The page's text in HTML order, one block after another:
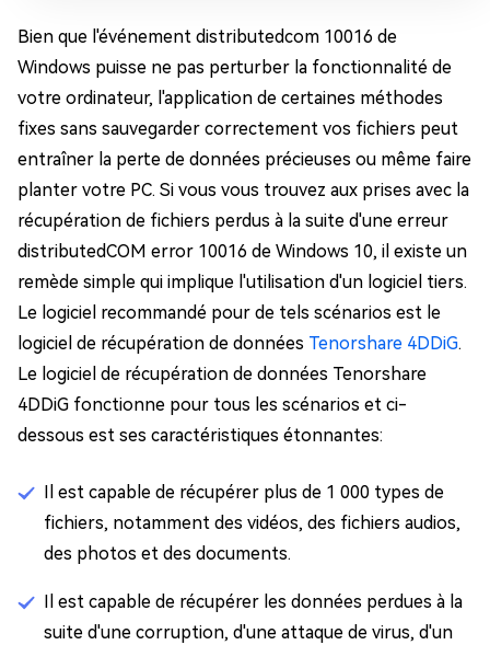
Bien que l'événement distributedcom 10016 de
Windows puisse ne pas perturber la fonctionnalité de
votre ordinateur, l'application de certaines méthodes
fixes sans sauvegarder correctement vos fichiers peut
entraîner la perte de données précieuses ou même faire
planter votre PC. Si vous vous trouvez aux prises avec la
récupération de fichiers perdus à la suite d'une erreur
distributedCOM error 10016 de Windows 10, il existe un
remède simple qui implique l'utilisation d'un logiciel tiers.
Le logiciel recommandé pour de tels scénarios est le
logiciel de récupération de données Tenorshare 4DDiG.
Le logiciel de récupération de données Tenorshare
4DDiG fonctionne pour tous les scénarios et ci-
dessous est ses caractéristiques étonnantes:
Il est capable de récupérer plus de 1 000 types de
fichiers, notamment des vidéos, des fichiers audios,
des photos et des documents.
Il est capable de récupérer les données perdues à la
suite d'une corruption, d'une attaque de virus, d'un